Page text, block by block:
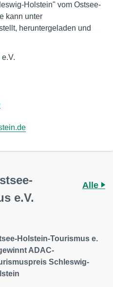
Holstein" vom Ostsee-
kann unter
heruntergeladen und
e.V.
Alle
Holstein-Tourismus e.
ADAC-
Schleswig-